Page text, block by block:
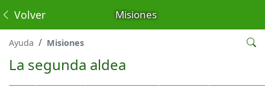
Misiones
Volver
Ayuda Misiones
La segunda aldea